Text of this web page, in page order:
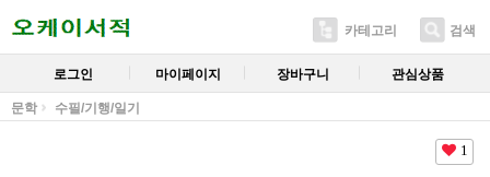
카테고리 검색
로그인 마이페이지 장바구니 관심상품
문학 수필/기행/일기
1